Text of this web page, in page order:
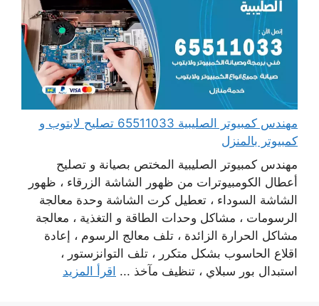
مهندس كمبيوتر الصليبية 65511033 تصليح لابتوب و
كمبيوتر بالمنزل
مهندس كمبيوتر الصليبية المختص بصيانة و تصليح
أعطال الكومبيوترات من ظهور الشاشة الزرقاء ، ظهور
الشاشة السوداء ، تعطيل كرت الشاشة وحدة معالجة
الرسومات ، مشاكل وحدات الطاقة و التغذية ، معالجة
مشاكل الحرارة الزائدة ، تلف معالج الرسوم ، إعادة
اقلاع الحاسوب بشكل متكرر ، تلف التوانزستور ،
استبدال بور سبلاي ، تنظيف مآخذ ... اقرأ المزيد